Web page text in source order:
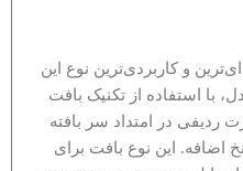
و کاربردی‌ترین نوع این
استفاده از تکنیک بافت
ردیفی در امتداد سر بافته
اضافه. این نوع بافت برای